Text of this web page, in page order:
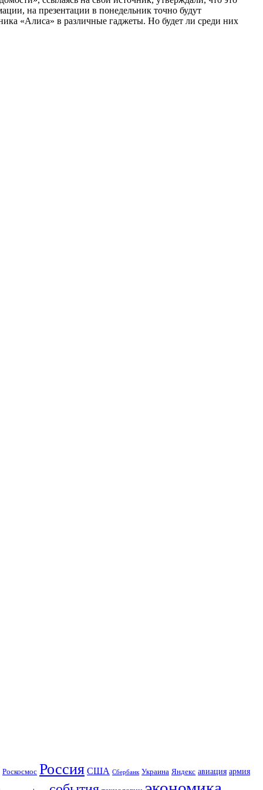
на презентации в понедельник точно будут
«Алиса» в различные гаджеты. Но будет ли среди них
Роскосмос Россия США Сбербанк Украина Яндекс авиация армия